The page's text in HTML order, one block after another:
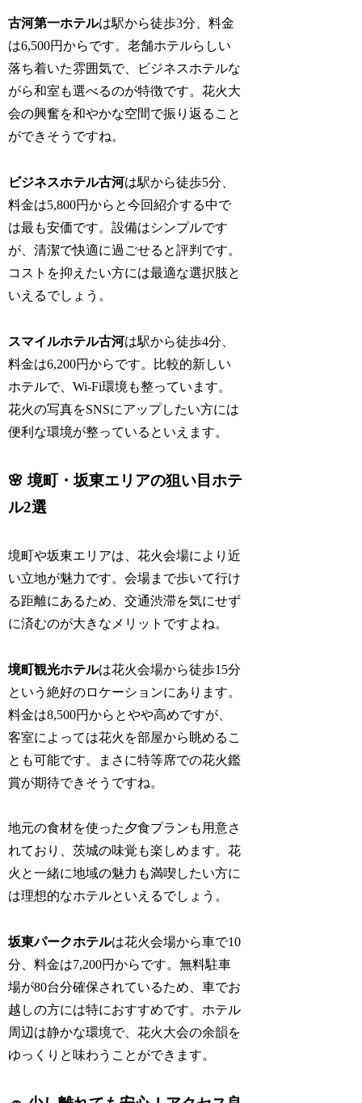
古河第一ホテルは駅から徒歩3分、料金
は6,500円からです。老舗ホテルらしい
落ち着いた雰囲気で、ビジネスホテルな
がら和室も選べるのが特徴です。花火大
会の興奮を和やかな空間で振り返ること
ができそうですね。
ビジネスホテル古河は駅から徒歩5分、
料金は5,800円からと今回紹介する中で
は最も安価です。設備はシンプルです
が、清潔で快適に過ごせると評判です。
コストを抑えたい方には最適な選択肢と
いえるでしょう。
スマイルホテル古河は駅から徒歩4分、
料金は6,200円からです。比較的新しい
ホテルで、Wi-Fi環境も整っています。
花火の写真をSNSにアップしたい方には
便利な環境が整っているといえます。
🌸 境町・坂東エリアの狙い目ホテ
ル2選
境町や坂東エリアは、花火会場により近
い立地が魅力です。会場まで歩いて行け
る距離にあるため、交通渋滞を気にせず
に済むのが大きなメリットですよね。
境町観光ホテルは花火会場から徒歩15分
という絶好のロケーションにあります。
料金は8,500円からとやや高めですが、
客室によっては花火を部屋から眺めるこ
とも可能です。まさに特等席での花火鑑
賞が期待できそうですね。
地元の食材を使った夕食プランも用意さ
れており、茨城の味覚も楽しめます。花
火と一緒に地域の魅力も満喫したい方に
は理想的なホテルといえるでしょう。
坂東パークホテルは花火会場から車で10
分、料金は7,200円からです。無料駐車
場が80台分確保されているため、車でお
越しの方には特におすすめです。ホテル
周辺は静かな環境で、花火大会の余韻を
ゆっくりと味わうことができます。